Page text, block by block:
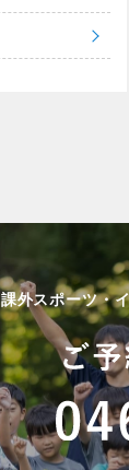
課外スポーツ・